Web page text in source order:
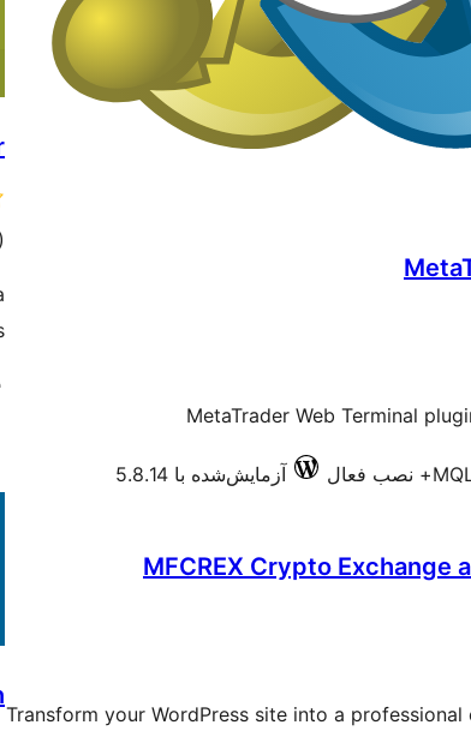
MetaTrader Web Terminal
آزمایش‌شده با 5.8.14
(0
MFCREX Crypto Exchange
Transform your WordPress site into a